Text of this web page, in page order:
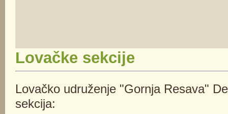
Lovačke sekcije
Lovačko udruženje "Gornja Resava"
sekcija: